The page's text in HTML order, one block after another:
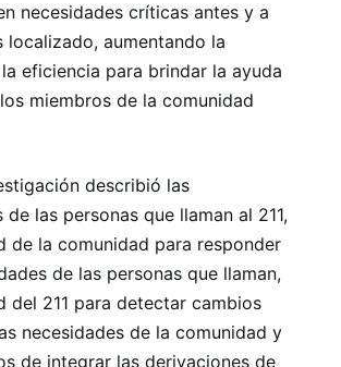
necesidades críticas antes y a
localizado, aumentando la
eficiencia para brindar la ayuda
miembros de la comunidad
describió las
de las personas que llaman al 211,
de la comunidad para responder
de las personas que llaman,
del 211 para detectar cambios
necesidades de la comunidad y
de integrar las derivaciones de